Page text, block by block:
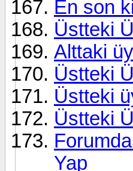
En son
Üstteki
Alttaki
Üstteki
Üstteki
Üstteki
Yap